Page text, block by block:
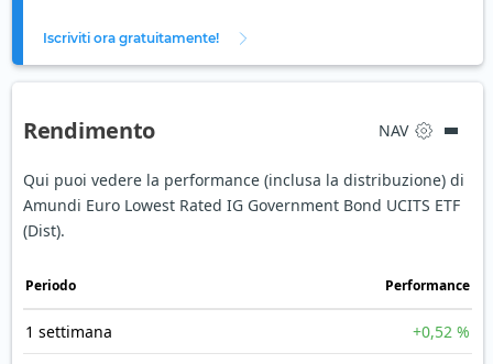
Iscriviti ora gratuitamente!
Rendimento NAV
Qui puoi vedere la performance (inclusa la distribuzione) di
Amundi Euro Lowest Rated IG Government Bond UCITS ETF
(Dist).
Periodo Performance
1 settimana +0,52 %